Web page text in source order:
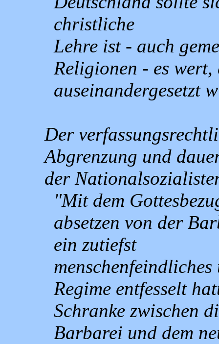
christliche
Lehre ist - auch
Religionen - es
auseinandergesetzt
Der
Abgrenzung und
der
"Mit dem
absetzen von der
ein zutiefst
Regime entfesselt
Schranke zwischen
Barbarei und dem